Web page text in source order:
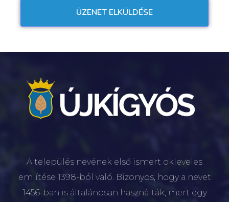
A település nevének első ismert okleveles
említése 1398-ból való. Bizonyos, hogy a nevet
1456-ban is általánosan használták, mert egy